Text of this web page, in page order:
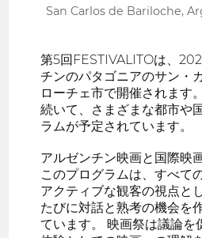
San Carlos de Bariloche,
第5回FESTIVALITOは、
チンのパタゴニアのサン・
ローチェ市で開催されます
続いて、さまざまな都市や
ラムが予定されています。
アルゼンチン映画と国際映
このプログラムは、すべて
アクティブな観客の視点と
たびに対話と熟考の機会を
ています。 映画祭は議論を